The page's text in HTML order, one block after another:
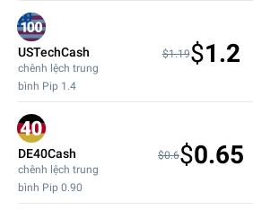
USTechCash
chênh lệch trung
bình Pip 1.4
$1.19$1.2
DE40Cash
chênh lệch trung
bình Pip 0.90
$0.6$0.65